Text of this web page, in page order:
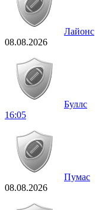
Лайонс
08.08.2026
Буллс
16:05
Пумас
08.08.2026